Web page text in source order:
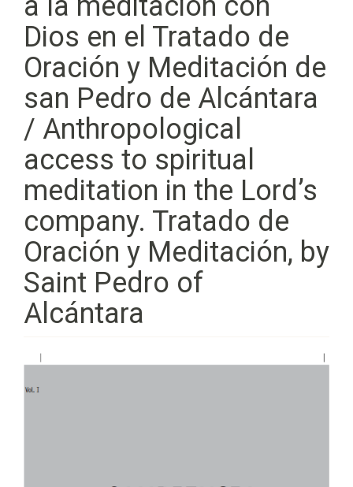
Dios en el Tratado de
Oración y Meditación de
san Pedro de Alcántara
/ Anthropological
access to spiritual
meditation in the Lord’s
company. Tratado de
Oración y Meditación, by
Saint Pedro of
Alcántara
Barra
lateral